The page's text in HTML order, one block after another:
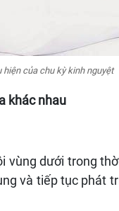
của chu kỳ kinh nguyệt
khác nhau
vùng dưới trong
và tiếp tục phát